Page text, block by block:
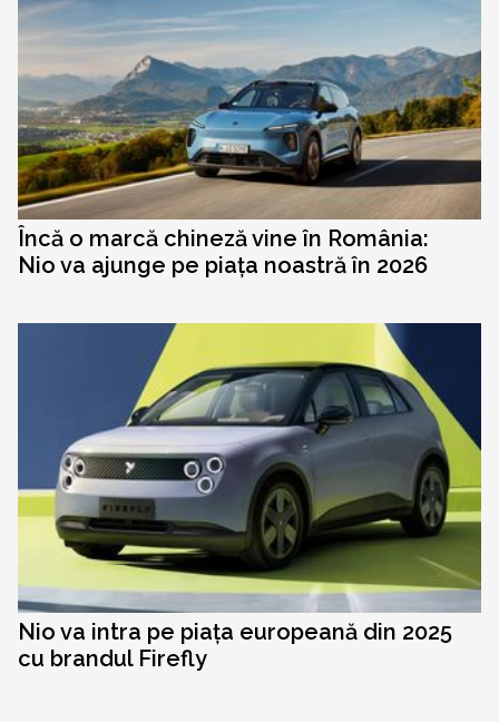
Încă o marcă chineză vine în România:
Nio va ajunge pe piața noastră în 2026
Nio va intra pe piața europeană din 2025
cu brandul Firefly